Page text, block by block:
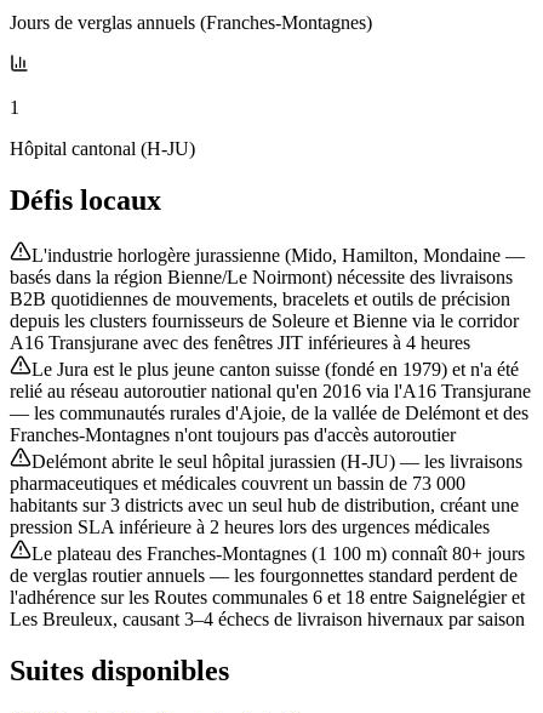
Jours de verglas annuels (Franches-Montagnes)
1
Hôpital cantonal (H-JU)
Défis locaux
L'industrie horlogère jurassienne (Mido, Hamilton, Mondaine —
basés dans la région Bienne/Le Noirmont) nécessite des livraisons
B2B quotidiennes de mouvements, bracelets et outils de précision
depuis les clusters fournisseurs de Soleure et Bienne via le corridor
A16 Transjurane avec des fenêtres JIT inférieures à 4 heures
Le Jura est le plus jeune canton suisse (fondé en 1979) et n'a été
relié au réseau autoroutier national qu'en 2016 via l'A16 Transjurane
— les communautés rurales d'Ajoie, de la vallée de Delémont et des
Franches-Montagnes n'ont toujours pas d'accès autoroutier
Delémont abrite le seul hôpital jurassien (H-JU) — les livraisons
pharmaceutiques et médicales couvrent un bassin de 73 000
habitants sur 3 districts avec un seul hub de distribution, créant une
pression SLA inférieure à 2 heures lors des urgences médicales
Le plateau des Franches-Montagnes (1 100 m) connaît 80+ jours
de verglas routier annuels — les fourgonnettes standard perdent de
l'adhérence sur les Routes communales 6 et 18 entre Saignelégier et
Les Breuleux, causant 3–4 échecs de livraison hivernaux par saison
Suites disponibles